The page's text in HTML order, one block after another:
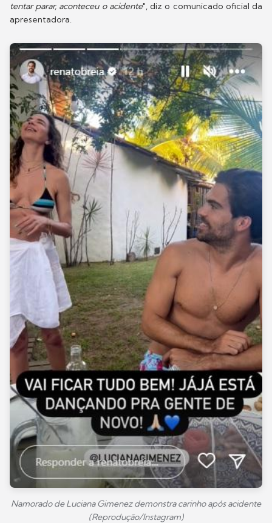
tentar parar, aconteceu o acidente", diz o comunicado oficial da
apresentadora.
Namorado de Luciana Gimenez demonstra carinho após acidente
(Reprodução/Instagram)